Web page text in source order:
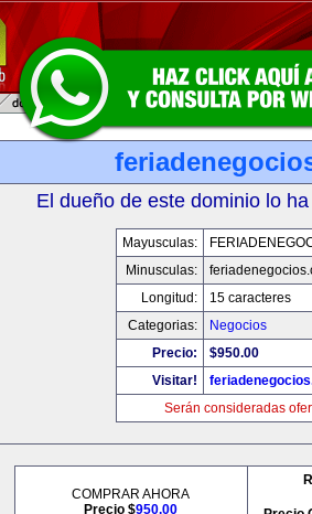
El dueño de este dominio lo
Mayusculas:
Minusculas:
Longitud:
15 caracteres
Categorias:
Negocios
Precio:
$950.00
Visitar!
Serán consideradas
COMPRAR AHORA
Precio $950.00